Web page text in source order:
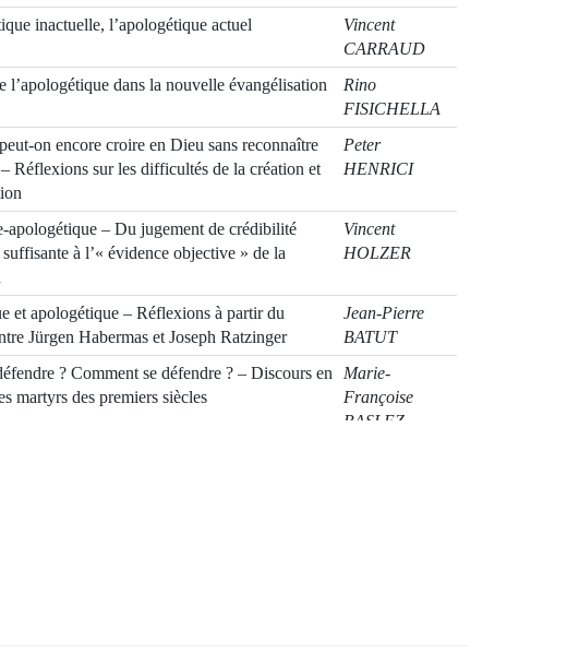
inactuelle, l’apologétique actuel
Vincent
CARRAUD
l’apologétique dans la nouvelle évangélisation
Rino
FISICHELLA
on encore croire en Dieu sans reconnaître
Réflexions sur les difficultés de la création et
Peter
HENRICI
apologétique – Du jugement de crédibilité
à l’« évidence objective » de la
Vincent
HOLZER
et apologétique – Réflexions à partir du
Jürgen Habermas et Joseph Ratzinger
Jean-Pierre
BATUT
? Comment se défendre ? – Discours en
martyrs des premiers siècles
Marie-
Françoise
BASLEZ